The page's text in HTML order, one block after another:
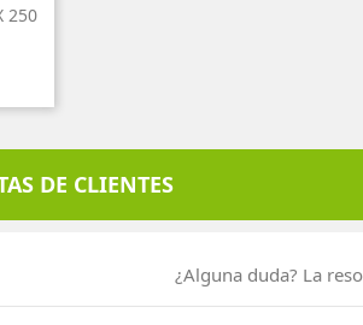
250
DE CLIENTES
¿Alguna duda? La